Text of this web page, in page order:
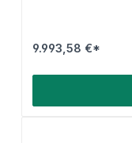
9.993,58 €*